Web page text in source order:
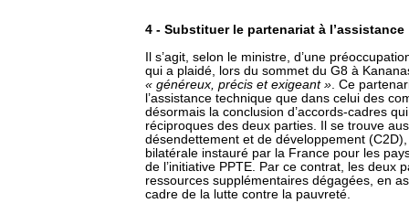
4 - Substituer le partenariat à l’assistance
Il s’agit, selon le ministre, d’une
qui a plaidé, lors du sommet du G8 à
« généreux, précis et exigeant ». Ce
l’assistance technique que dans celui des
désormais la conclusion d’accords-cadres
réciproques des deux parties. Il se trouve
désendettement et de développement
bilatérale instauré par la France pour les
de l’initiative PPTE. Par ce contrat, les deux
ressources supplémentaires dégagées, en
cadre de la lutte contre la pauvreté.